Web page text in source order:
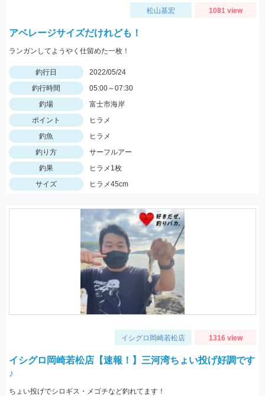
松山基宏 1081 view
アベレージサイズだけれども！
ランガンしてようやく仕留めた一枚！
釣行日
2022/05/24
釣行時間
05:00～07:30
釣場
富士市海岸
ポイント
ヒラメ
釣魚
ヒラメ
釣り方
サーフルアー
釣果
ヒラメ1枚
サイズ
ヒラメ45cm
イシグロ岡崎若松店 1316 view
イシグロ岡崎若松店【速報！】三河湾ちょい投げ好調です
♪
ちょい投げでシロギス・メゴチなど釣れてます！